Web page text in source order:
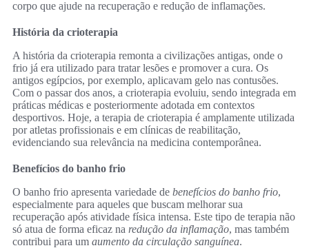
corpo que ajude na recuperação e redução de inflamações.
História da crioterapia
A história da crioterapia remonta a civilizações antigas, onde o
frio já era utilizado para tratar lesões e promover a cura. Os
antigos egípcios, por exemplo, aplicavam gelo nas contusões.
Com o passar dos anos, a crioterapia evoluiu, sendo integrada em
práticas médicas e posteriormente adotada em contextos
desportivos. Hoje, a terapia de crioterapia é amplamente utilizada
por atletas profissionais e em clínicas de reabilitação,
evidenciando sua relevância na medicina contemporânea.
Benefícios do banho frio
O banho frio apresenta variedade de benefícios do banho frio,
especialmente para aqueles que buscam melhorar sua
recuperação após atividade física intensa. Este tipo de terapia não
só atua de forma eficaz na redução da inflamação, mas também
contribui para um aumento da circulação sanguínea.